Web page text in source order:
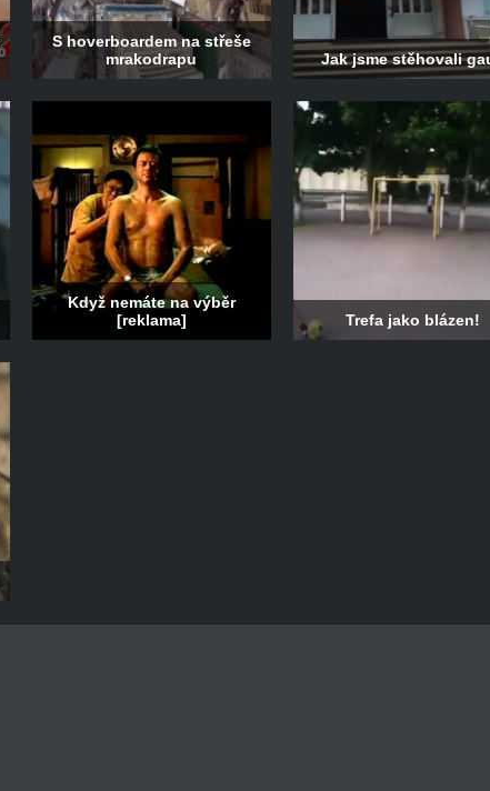
S hoverboardem na střeše
mrakodrapu
Jak jsme stěhovali
Když nemáte na výběr
[reklama]
Trefa jako blázen!